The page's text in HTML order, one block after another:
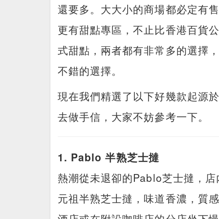
還要多。大大小的商場都必定有
更有甜點專區，不止比香港百貨
式甜點，兩者都有非常多的選擇
不錯的選擇。
現在我們精選了以下好幾款起源
去做手信，大家不妨參考一下。
1. Pablo 半熟芝士撻
熱潮從未退卻的Pablo芝士撻，
元祖半熟芝士撻，味道香濃，質